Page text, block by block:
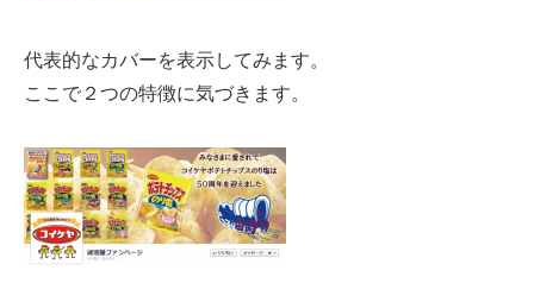
代表的なカバーを表示してみます。
ここで２つの特徴に気づきます。